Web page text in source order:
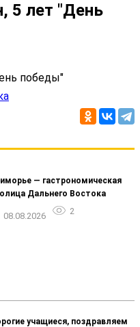
5 лет "День
победы"
— гастрономическая
Дальнего Востока
08.08.2026 2
учащиеся, поздравляем